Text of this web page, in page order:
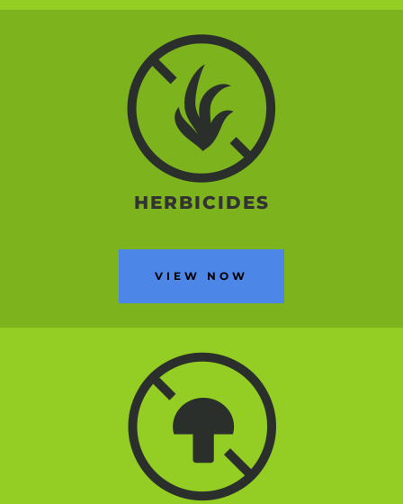
HERBICIDES
VIEW NOW